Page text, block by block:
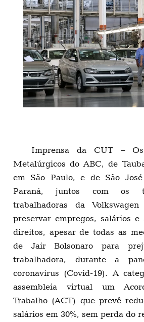
Imprensa da CUT –
Metalúrgicos do ABC, de
em São Paulo, e de São
Paraná, juntos com os
trabalhadoras da
preservar empregos, salários e
direitos, apesar de todas as
de Jair Bolsonaro para
trabalhadora, durante a
coronavírus (Covid-19). A
assembleia virtual um
Trabalho (ACT) que prevê
salários em 30%, sem perda do